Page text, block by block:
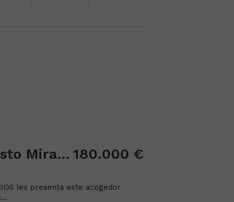
Piso en Calle Augusto Miranda 180.000 €
les presenta este acogedor